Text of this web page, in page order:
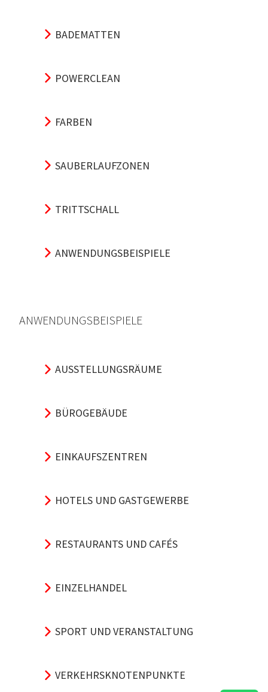
BADEMATTEN
POWERCLEAN
FARBEN
SAUBERLAUFZONEN
TRITTSCHALL
ANWENDUNGSBEISPIELE
ANWENDUNGSBEISPIELE
AUSSTELLUNGSRÄUME
BÜROGEBÄUDE
EINKAUFSZENTREN
HOTELS UND GASTGEWERBE
RESTAURANTS UND CAFÉS
EINZELHANDEL
SPORT UND VERANSTALTUNG
VERKEHRSKNOTENPUNKTE